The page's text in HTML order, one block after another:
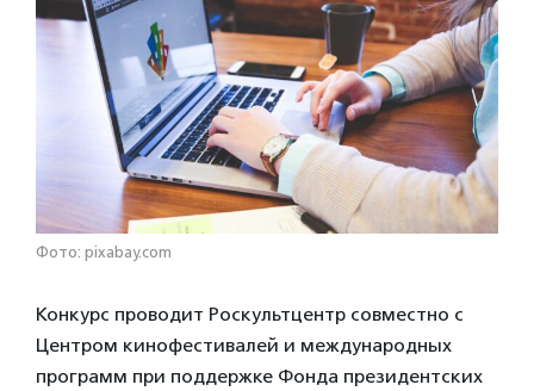
Фото: pixabay.com
Конкурс проводит Роскультцентр совместно с
Центром кинофестивалей и международных
программ при поддержке Фонда президентских